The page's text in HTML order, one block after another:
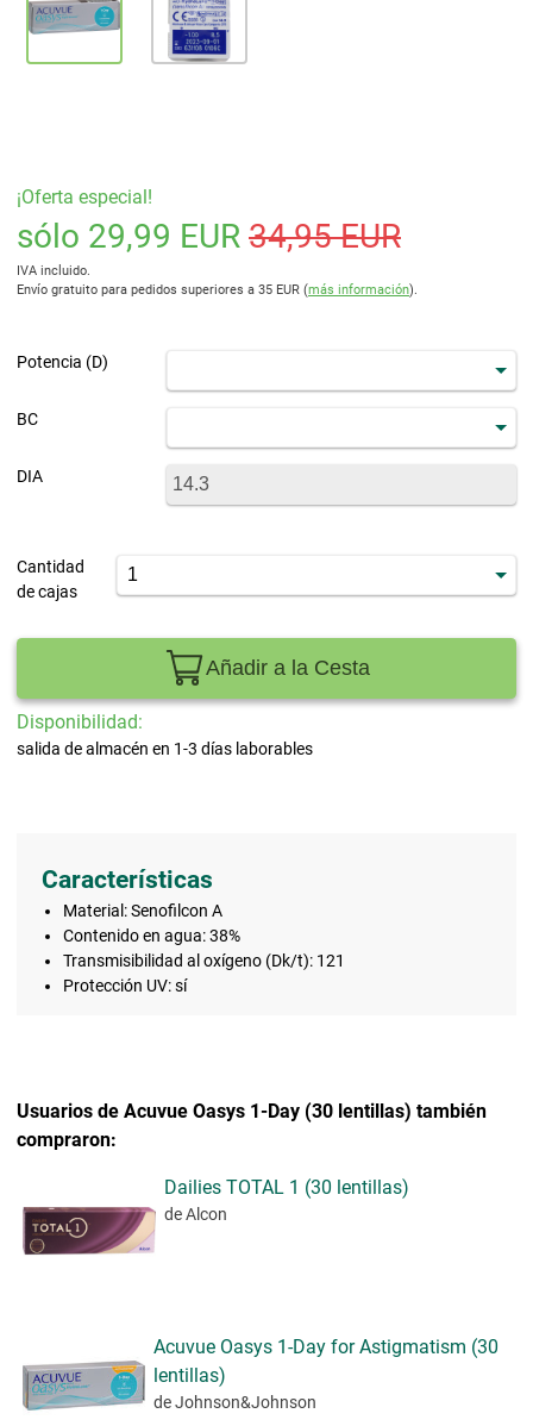
¡Oferta especial!
sólo 29,99 EUR 34,95 EUR
IVA incluido.
Envío gratuito para pedidos superiores a 35 EUR (más información).
Potencia (D)
BC
DIA
Cantidad
de cajas
Añadir a la Cesta
Disponibilidad:
salida de almacén en 1-3 días laborables
Características
Material: Senofilcon A
Contenido en agua: 38%
Transmisibilidad al oxígeno (Dk/t): 121
Protección UV: sí
Usuarios de Acuvue Oasys 1-Day (30 lentillas) también
compraron:
Dailies TOTAL 1 (30 lentillas)
de Alcon
Acuvue Oasys 1-Day for Astigmatism (30
lentillas)
de Johnson&Johnson